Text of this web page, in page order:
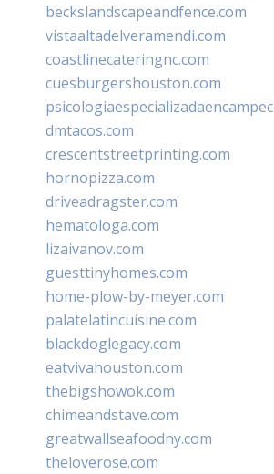
beckslandscapeandfence.com
vistaaltadelveramendi.com
coastlinecateringnc.com
cuesburgershouston.com
dmtacos.com
crescentstreetprinting.com
hornopizza.com
driveadragster.com
hematologa.com
lizaivanov.com
guesttinyhomes.com
home-plow-by-meyer.com
palatelatincuisine.com
blackdoglegacy.com
eatvivahouston.com
thebigshowok.com
chimeandstave.com
greatwallseafoodny.com
theloverose.com